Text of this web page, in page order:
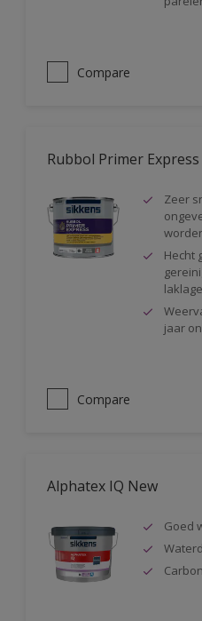
Compare
Rubbol Primer Express
Zeer
Hecht
jaar
Compare
Alphatex IQ New
Goed